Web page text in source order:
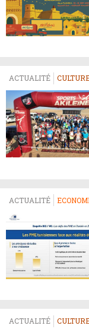
ACTUALITÉ
ACTUALITÉ
ACTUALITÉ